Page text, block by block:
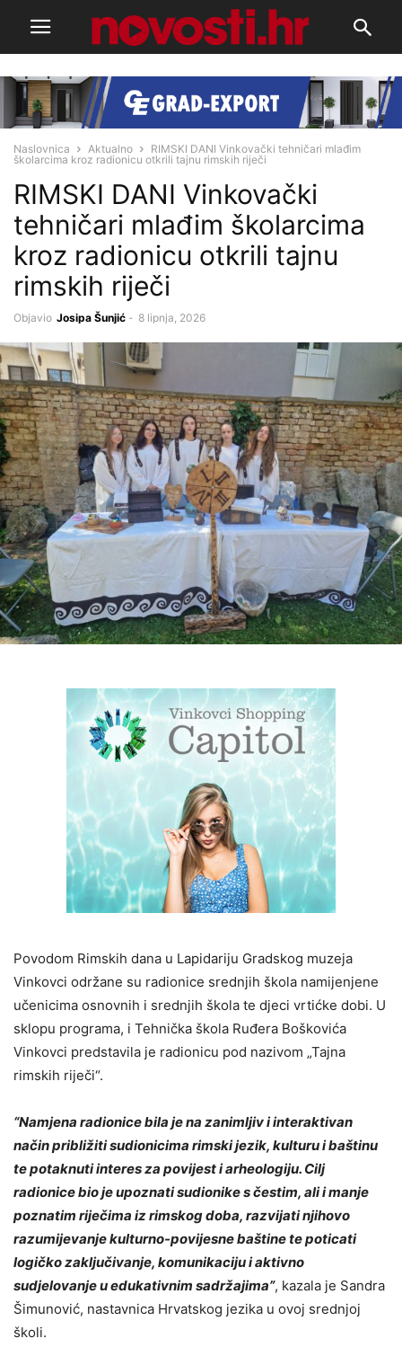
Naslovnica Aktualno
RIMSKI DANI Vinkovački tehničari mlađim
školarcima kroz radionicu otkrili tajnu rimskih riječi
RIMSKI DANI Vinkovački
tehničari mlađim školarcima
kroz radionicu otkrili tajnu
rimskih riječi
Objavio Josipa Šunjić - 8 lipnja, 2026
Povodom Rimskih dana u Lapidariju Gradskog muzeja
Vinkovci održane su radionice srednjih škola namijenjene
učenicima osnovnih i srednjih škola te djeci vrtićke dobi. U
sklopu programa, i Tehnička škola Ruđera Boškovića
Vinkovci predstavila je radionicu pod nazivom „Tajna
rimskih riječi“.
“Namjena radionice bila je na zanimljiv i interaktivan
način približiti sudionicima rimski jezik, kulturu i baštinu
te potaknuti interes za povijest i arheologiju. Cilj
radionice bio je upoznati sudionike s čestim, ali i manje
poznatim riječima iz rimskog doba, razvijati njihovo
razumijevanje kulturno-povijesne baštine te poticati
logičko zaključivanje, komunikaciju i aktivno
sudjelovanje u edukativnim sadržajima”, kazala je Sandra
Šimunović, nastavnica Hrvatskog jezika u ovoj srednjoj
školi.